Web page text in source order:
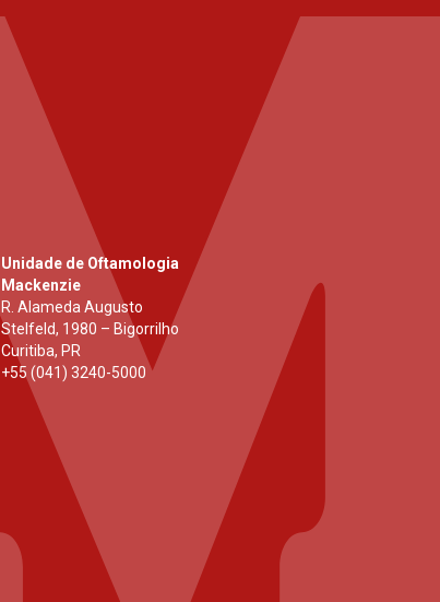
Unidade de Oftamologia
Mackenzie
R. Alameda Augusto
Stelfeld, 1980 – Bigorrilho
Curitiba, PR
+55 (041) 3240-5000